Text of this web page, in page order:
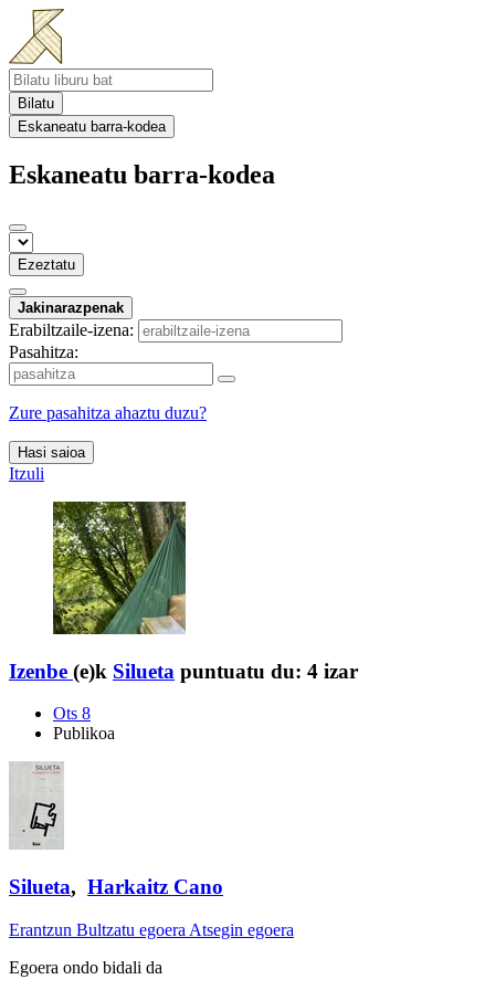
Bilatu
Eskaneatu barra-kodea
Eskaneatu barra-kodea
Ezeztatu
Jakinarazpenak
Erabiltzaile-izena:
Pasahitza:
Zure pasahitza ahaztu duzu?
Hasi saioa
Itzuli
Izenbe (e)k Silueta puntuatu du: 4 izar
Ots 8
Publikoa
Silueta, Harkaitz Cano
Erantzun Bultzatu egoera Atsegin egoera
Egoera ondo bidali da